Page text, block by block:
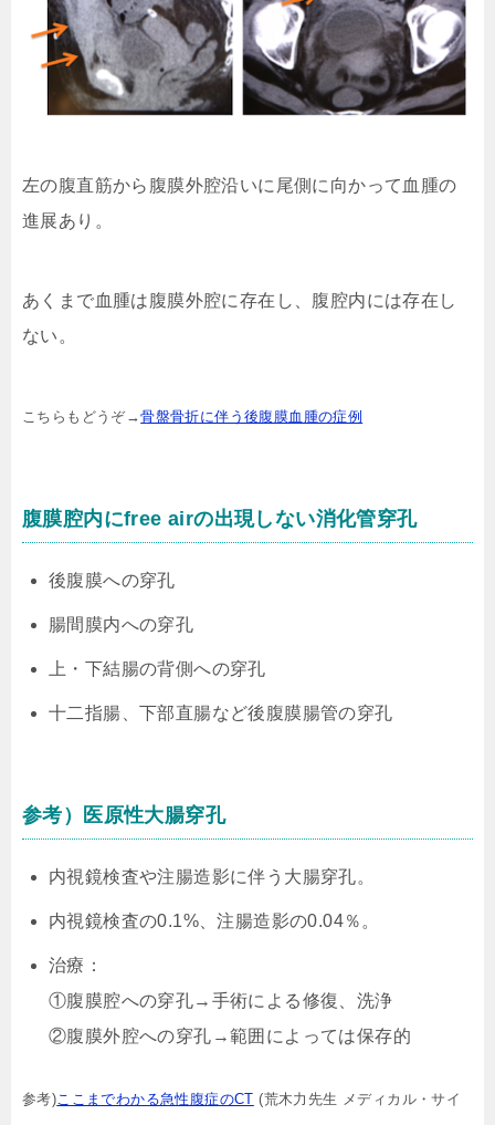
左の腹直筋から腹膜外腔沿いに尾側に向かって血腫の
進展あり。
あくまで血腫は腹膜外腔に存在し、腹腔内には存在し
ない。
こちらもどうぞ→骨盤骨折に伴う後腹膜血腫の症例
腹膜腔内にfree airの出現しない消化管穿孔
後腹膜への穿孔
腸間膜内への穿孔
上・下結腸の背側への穿孔
十二指腸、下部直腸など後腹膜腸管の穿孔
参考）医原性大腸穿孔
内視鏡検査や注腸造影に伴う大腸穿孔。
内視鏡検査の0.1%、注腸造影の0.04％。
治療：
①腹膜腔への穿孔→手術による修復、洗浄
②腹膜外腔への穿孔→範囲によっては保存的
参考) ここまでわかる急性腹症のCT (荒木力先生 メディカル・サイ